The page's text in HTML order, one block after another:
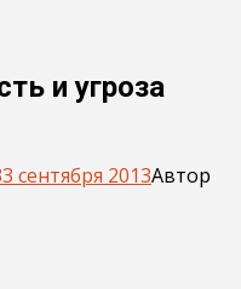
и угроза
3 сентября 2013Автор